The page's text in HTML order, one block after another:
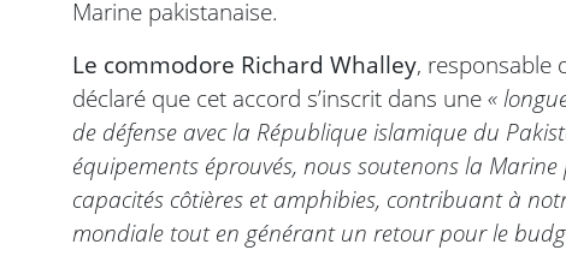
Marine pakistanaise.
Le commodore Richard Whalley, responsable
déclaré que cet accord s’inscrit dans une«
de défense avec la République islamique du
équipements éprouvés, nous soutenons la
capacités côtières et amphibies, contribuant à
mondiale tout en générant un retour pour le